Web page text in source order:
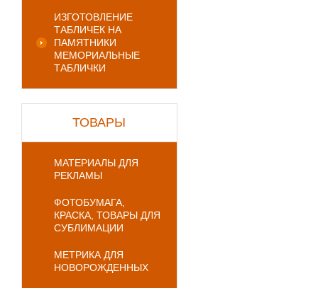
ИЗГОТОВЛЕНИЕ
ТАБЛИЧЕК НА
ПАМЯТНИКИ
МЕМОРИАЛЬНЫЕ
ТАБЛИЧКИ
ТОВАРЫ
МАТЕРИАЛЫ ДЛЯ
РЕКЛАМЫ
ФОТОБУМАГА,
КРАСКА, ТОВАРЫ ДЛЯ
СУБЛИМАЦИИ
МЕТРИКА ДЛЯ
НОВОРОЖДЕННЫХ